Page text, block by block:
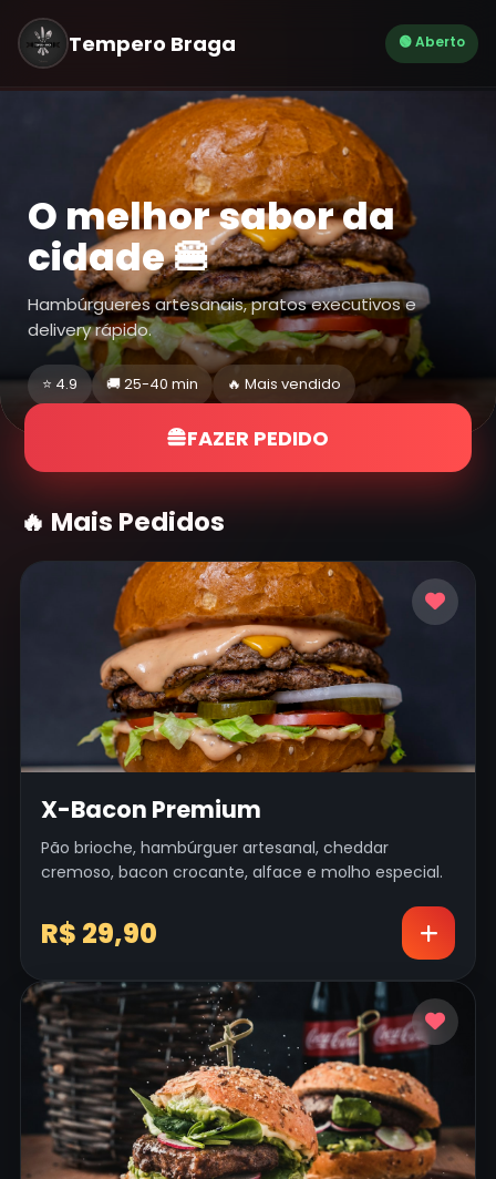
Tempero Braga 🟢 Aberto
O melhor sabor da
cidade 🍔
Hambúrgueres artesanais, pratos executivos e
delivery rápido.
⭐ 4.9 🚚 25-40 min 🔥 Mais vendido
FAZER PEDIDO
🔥 Mais Pedidos
X-Bacon Premium
Pão brioche, hambúrguer artesanal, cheddar
cremoso, bacon crocante, alface e molho especial.
R$ 29,90